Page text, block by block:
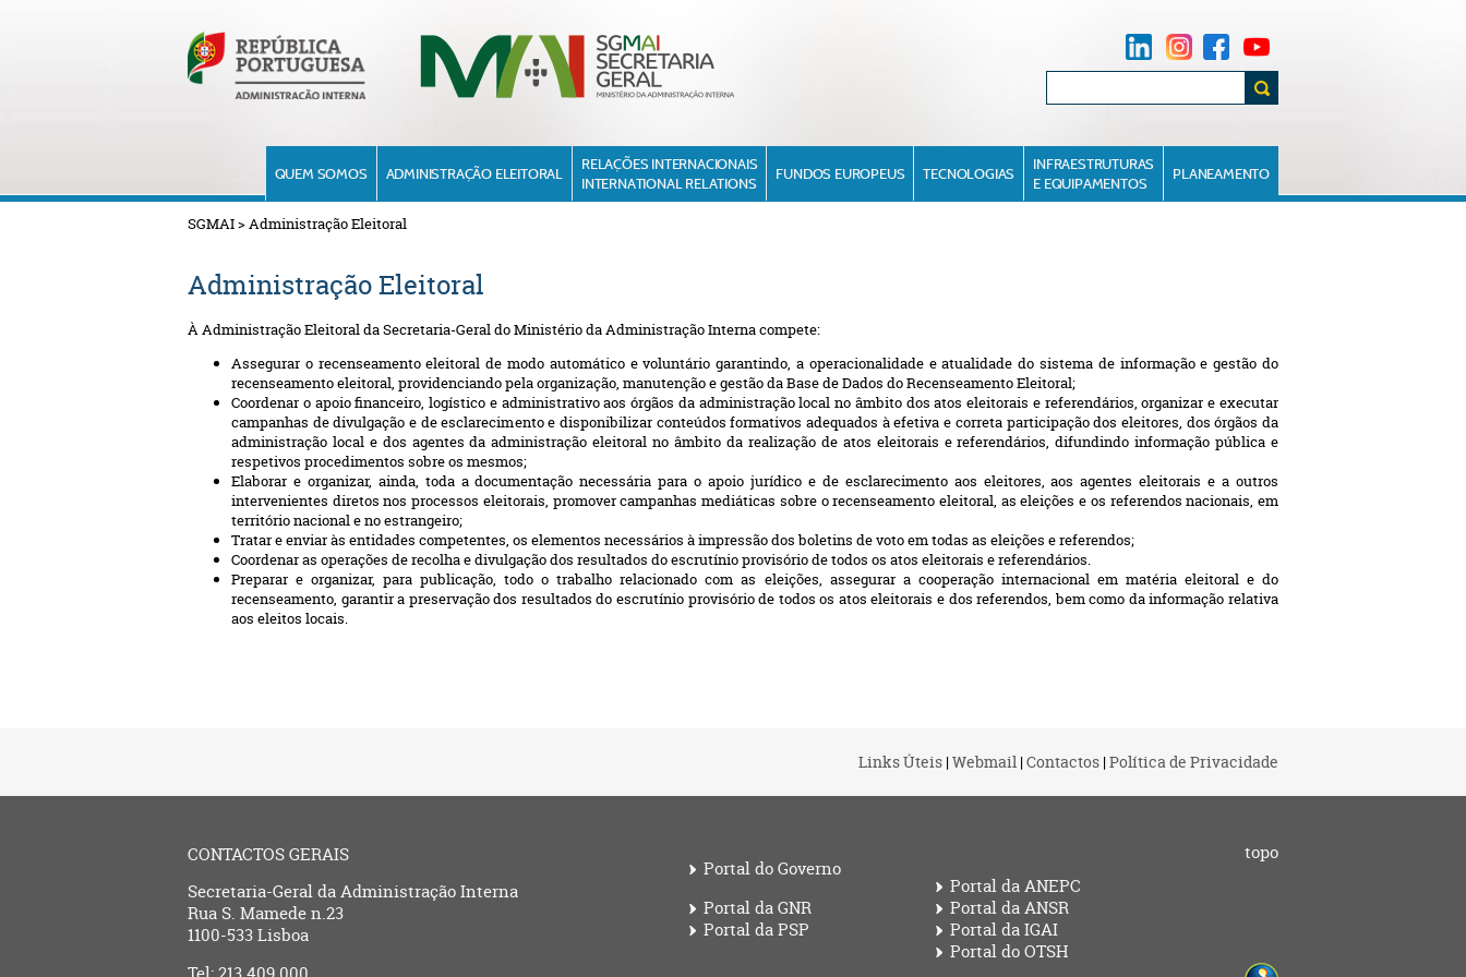
QUEM SOMOS ADMINISTRAÇÃO ELEITORAL
RELAÇÕES INTERNACIONAIS
INTERNATIONAL RELATIONS
FUNDOS EUROPEUS TECNOLOGIAS
INFRAESTRUTURAS
E EQUIPAMENTOS
PLANEAMENTO
SGMAI>Administração Eleitoral
Administração Eleitoral
À Administração Eleitoral da Secretaria-Geral do Ministério da Administração Interna compete:
Assegurar o recenseamento eleitoral de modo automático e voluntário garantindo, a operacionalidade e atualidade do sistema de informação e gestão do
recenseamento eleitoral, providenciando pela organização, manutenção e gestão da Base de Dados do Recenseamento Eleitoral;
Coordenar o apoio financeiro, logístico e administrativo aos órgãos da administração local no âmbito dos atos eleitorais e referendários, organizar e executar
campanhas de divulgação e de esclarecimento e disponibilizar conteúdos formativos adequados à efetiva e correta participação dos eleitores, dos órgãos da
administração local e dos agentes da administração eleitoral no âmbito da realização de atos eleitorais e referendários, difundindo informação pública e
respetivos procedimentos sobre os mesmos;
Elaborar e organizar, ainda, toda a documentação necessária para o apoio jurídico e de esclarecimento aos eleitores, aos agentes eleitorais e a outros
intervenientes diretos nos processos eleitorais, promover campanhas mediáticas sobre o recenseamento eleitoral, as eleições e os referendos nacionais, em
território nacional e no estrangeiro;
Tratar e enviar às entidades competentes, os elementos necessários à impressão dos boletins de voto em todas as eleições e referendos;
Coordenar as operações de recolha e divulgação dos resultados do escrutínio provisório de todos os atos eleitorais e referendários.
Preparar e organizar, para publicação, todo o trabalho relacionado com as eleições, assegurar a cooperação internacional em matéria eleitoral e do
recenseamento, garantir a preservação dos resultados do escrutínio provisório de todos os atos eleitorais e dos referendos, bem como da informação relativa
aos eleitos locais.
Links Úteis |Webmail |Contactos |Política de Privacidade
CONTACTOS GERAIS
Secretaria-Geral da Administração Interna
Rua S. Mamede n.23
1100-533 Lisboa
Portal do Governo
Portal da GNR
Portal da PSP
Portal da ANEPC
Portal da ANSR
Portal da IGAI
Portal do OTSH
topo